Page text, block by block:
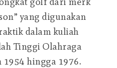
yang digunakan
dalam kuliah
Tinggi Olahraga
1954 hingga 1976.